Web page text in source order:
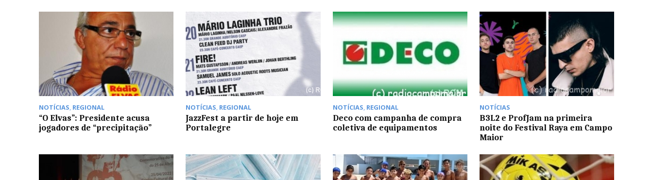
NOTÍCIAS, REGIONAL
“O Elvas”: Presidente acusa
jogadores de “precipitação”
NOTÍCIAS, REGIONAL
JazzFest a partir de hoje em
Portalegre
NOTÍCIAS, REGIONAL
Deco com campanha de compra
coletiva de equipamentos
NOTÍCIAS
B3L2 e ProfJam na primeira
noite do Festival Raya em Campo
Maior